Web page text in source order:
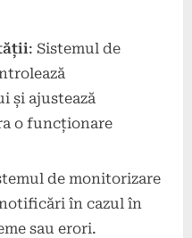
: Sistemul de
și ajustează
o funcționare
de monitorizare
în cazul în
sau erori.